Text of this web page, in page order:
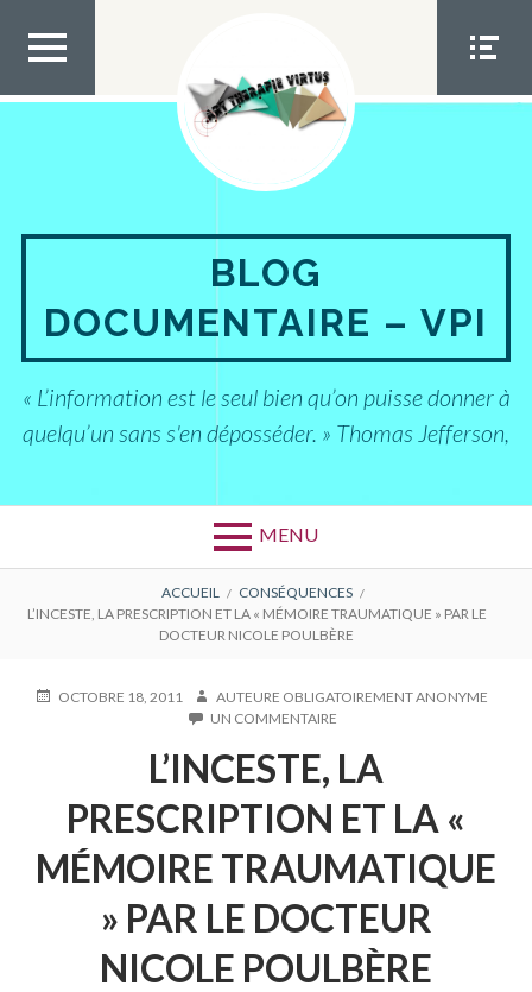
contenu
MEN
MEN
BLOG
DOCUMENTAIRE – VPI
« L’information est le seul bien qu’on puisse donner à
quelqu’un sans s'en déposséder. » Thomas Jefferson,
MENU
FIL
D'ARIANE
ACCUEIL
CONSÉQUENCES
L’INCESTE, LA PRESCRIPTION ET LA « MÉMOIRE TRAUMATIQUE » PAR LE
DOCTEUR NICOLE POULBÈRE
PUBLIÉOCTOBRE 18, 2011 AUTEUR
AUTEURE OBLIGATOIREMENT ANONYME
UN COMMENTAIRESUR
LA
PRESCRIPTION
ET
LA
MÉMOIRE
TRAUMATIQUE
»
PAR
LE
DOCTEUR
L’INCESTE, LA
PRESCRIPTION ET LA «
MÉMOIRE TRAUMATIQUE
» PAR LE DOCTEUR
NICOLE POULBÈRE